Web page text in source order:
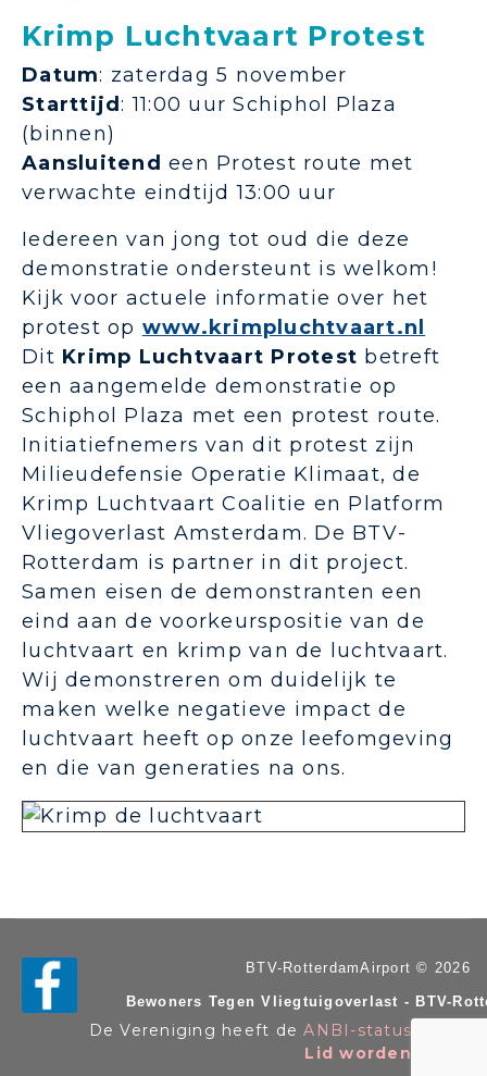
Krimp Luchtvaart Protest
Datum: zaterdag 5 november
Starttijd: 11:00 uur Schiphol Plaza
(binnen)
Aansluitend een Protest route met
verwachte eindtijd 13:00 uur
Iedereen van jong tot oud die deze
demonstratie ondersteunt is welkom!
Kijk voor actuele informatie over het
protest op www.krimpluchtvaart.nl
Dit Krimp Luchtvaart Protest betreft
een aangemelde demonstratie op
Schiphol Plaza met een protest route.
Initiatiefnemers van dit protest zijn
Milieudefensie Operatie Klimaat, de
Krimp Luchtvaart Coalitie en Platform
Vliegoverlast Amsterdam. De BTV-
Rotterdam is partner in dit project.
Samen eisen de demonstranten een
eind aan de voorkeurspositie van de
luchtvaart en krimp van de luchtvaart.
Wij demonstreren om duidelijk te
maken welke negatieve impact de
luchtvaart heeft op onze leefomgeving
en die van generaties na ons.
BTV-RotterdamAirport © 2026
Bewoners Tegen Vliegtuigoverlast - BTV-
De Vereniging heeft deANBI-status
Lid worden